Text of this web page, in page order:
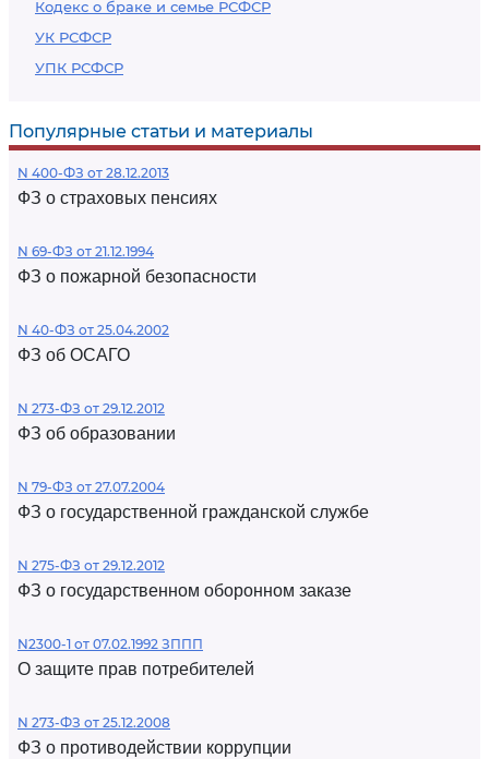
Кодекс о браке и семье РСФСР
УК РСФСР
УПК РСФСР
Популярные статьи и материалы
N 400-ФЗ от 28.12.2013
ФЗ о страховых пенсиях
N 69-ФЗ от 21.12.1994
ФЗ о пожарной безопасности
N 40-ФЗ от 25.04.2002
ФЗ об ОСАГО
N 273-ФЗ от 29.12.2012
ФЗ об образовании
N 79-ФЗ от 27.07.2004
ФЗ о государственной гражданской службе
N 275-ФЗ от 29.12.2012
ФЗ о государственном оборонном заказе
N2300-1 от 07.02.1992 ЗППП
О защите прав потребителей
N 273-ФЗ от 25.12.2008
ФЗ о противодействии коррупции